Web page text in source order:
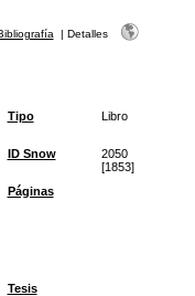
| Detalles
Tipo Libro
ID Snow
2050
[1853]
Páginas
Tesis